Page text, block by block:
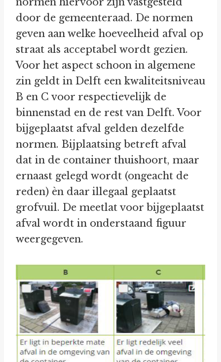
door de gemeenteraad. De normen
geven aan welke hoeveelheid afval op
straat als acceptabel wordt gezien.
Voor het aspect schoon in algemene
zin geldt in Delft een kwaliteitsniveau
B en C voor respectievelijk de
binnenstad en de rest van Delft. Voor
bijgeplaatst afval gelden dezelfde
normen. Bijplaatsing betreft afval
dat in de container thuishoort, maar
ernaast gelegd wordt (ongeacht de
reden) èn daar illegaal geplaatst
grofvuil. De meetlat voor bijgeplaatst
afval wordt in onderstaand figuur
weergegeven.